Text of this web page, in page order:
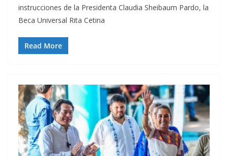
instrucciones de la Presidenta Claudia Sheibaum Pardo, la
Beca Universal Rita Cetina
Read More